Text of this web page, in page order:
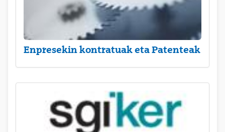
Enpresekin kontratuak eta Patenteak